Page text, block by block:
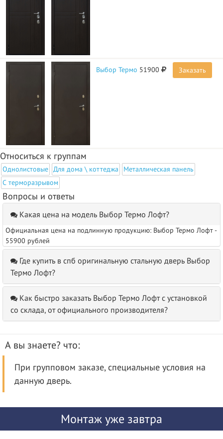
Выбор Термо 51900 Заказать
Относиться к группам
Однолистовые Для дома \ коттеджа
Металлическая панель
С терморазрывом
Вопросы и ответы
Какая цена на модель Выбор Термо Лофт?
Официальная цена на подлинную продукцию: Выбор Термо Лофт -
55900 рублей
Где купить в спб оригинальную стальную дверь Выбор
Термо Лофт?
Как быстро заказать Выбор Термо Лофт с установкой
со склада, от официального производителя?
А вы знаете? что:
При групповом заказе, специальные условия на
данную дверь.
Монтаж уже завтра